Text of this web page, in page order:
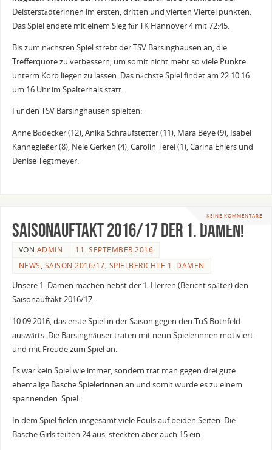
Deisterstädterinnen im ersten, dritten und vierten Viertel punkten.
Das Spiel endete mit einem Sieg für TK Hannover 4 mit 72:45.
Bis zum nächsten Spiel strebt der TSV Barsinghausen an, die
Trefferquote zu verbessern, um somit nicht mehr so viele Punkte
unterm Korb liegen zu lassen. Das nächste Spiel findet am 22.10.16
um 16 Uhr im Spalterhals statt.
Für den TSV Barsinghausen spielten:
Anne Bödecker (12), Anika Schraufstetter (11), Mara Beye (9), Isabel
Kannegießer (8), Nele Gerken (4), Carolin Terei (1), Carina Ehlers und
Denise Tegtmeyer.
KEINE KOMMENTARE
Saisonauftakt 2016/17 der 1. Damen!
VON ADMIN
11. SEPTEMBER 2016
NEWS, SAISON 2016/17, SPIELBERICHTE 1. DAMEN
Unsere 1. Damen machen nebst der 1. Herren (Bericht später) den
Saisonauftakt 2016/17.
10.09.2016, das erste Spiel in der Saison gegen den TuS Bothfeld
auswärts. Die Barsinghäuser traten mit neun Spielerinnen motiviert
und mit Freude zum Spiel an.
Es war kein Spiel wie immer, sondern trat man gegen drei gute
ehemalige Basche Spielerinnen an und somit wurde es zu einem
spannenden Spiel.
In dem Spiel fielen insgesamt viele Fouls auf beiden Seiten. Die
Basche Girls teilten 24 aus, steckten aber auch 15 ein.